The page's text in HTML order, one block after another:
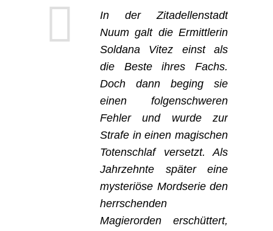
In der Zitadellenstadt
Nuum galt die Ermittlerin
Soldana Vitez einst als
die Beste ihres Fachs.
Doch dann beging sie
einen folgenschweren
Fehler und wurde zur
Strafe in einen magischen
Totenschlaf versetzt. Als
Jahrzehnte später eine
mysteriöse Mordserie den
herrschenden
Magierorden erschüttert,